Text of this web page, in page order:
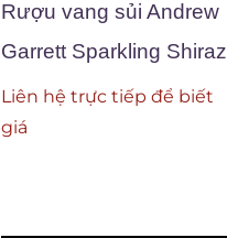
Rượu vang sủi Andrew
Garrett Sparkling Shiraz
Liên hệ trực tiếp để biết
giá